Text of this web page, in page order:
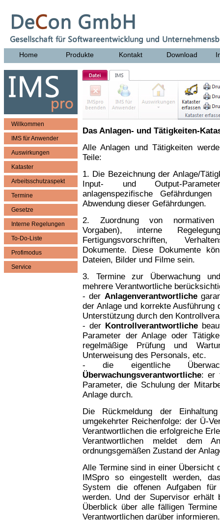
Home Produkte Kontakt Download
Willkommen
IMS für Anwender
Auswirkungen
Kataster
Arbeitsschutzaspekt
Termine
Gesetze
Interne Regelungen
To-Do-Liste
Profimodus
Service
Das Anlagen- und Tätigkeiten-
Alle Anlagen und Tätigkeiten
Teile:
1. Die Bezeichnung der Anlage/
Input- und Output-
anlagenspezifische
Abwendung dieser Gefährdungen.
2. Zuordnung von normativen
Vorgaben), interne
Fertigungsvorschriften,
Dokumente. Diese Dokumente
Dateien, Bilder und Filme sein.
3. Termine zur Überwachung
mehrere Verantwortliche
- der Anlagenverantwortliche
der Anlage und korrekte
Unterstützung durch den
- der Kontrollverantwortliche
Parameter der Anlage oder
regelmäßige Prüfung und
Unterweisung des Personals, etc.
- die eigentliche
Überwachungsverantwortliche: er
Parameter, die Schulung der
Anlage durch.
Die Rückmeldung der
umgekehrter Reichenfolge: der Ü-
Verantwortlichen die erfolgreiche
Verantwortlichen meldet dem
ordnungsgemäßen Zustand der
Alle Termine sind in einer Übersicht
IMSpro so eingestellt werden,
System die offenen Aufgaben
werden. Und der Supervisor erhält
Überblick über alle fälligen
Verantwortlichen darüber informieren.